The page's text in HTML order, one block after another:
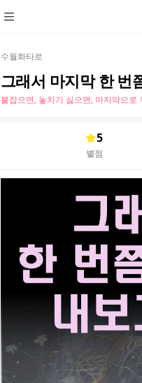
수월화타로
그래서 마지막 한 번
붙잡으면, 놓치기 싫으면, 마지막으로
5
별점